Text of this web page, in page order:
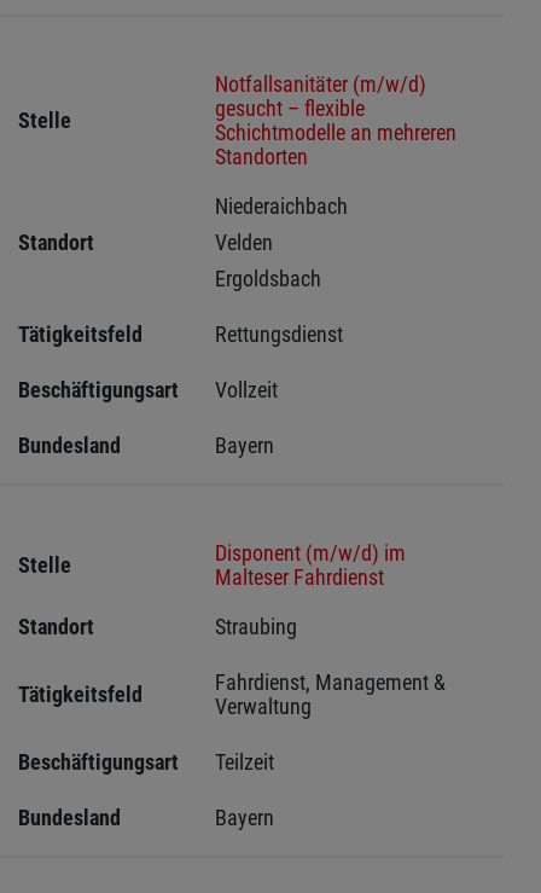
Stelle
Notfallsanitäter (m/w/d)
gesucht – flexible
Schichtmodelle an mehreren
Standorten
Standort
Niederaichbach
Velden
Ergoldsbach
Tätigkeitsfeld Rettungsdienst
Beschäftigungsart Vollzeit
Bundesland Bayern
Stelle
Disponent (m/w/d) im
Malteser Fahrdienst
Standort
Straubing
Tätigkeitsfeld
Fahrdienst, Management &
Verwaltung
Beschäftigungsart Teilzeit
Bundesland Bayern